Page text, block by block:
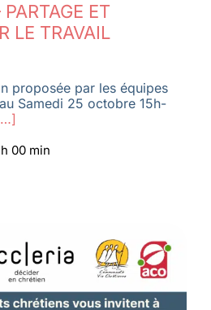
ET
LE TRAVAIL
proposée par les équipes
Samedi 25 octobre 15h-
00 min